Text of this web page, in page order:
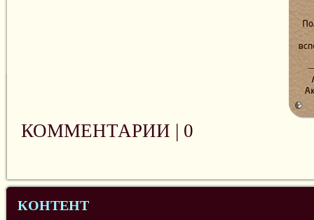
КОММЕНТАРИИ | 0
КОНТЕНТ